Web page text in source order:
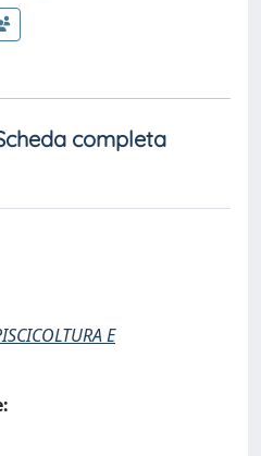
completa
E